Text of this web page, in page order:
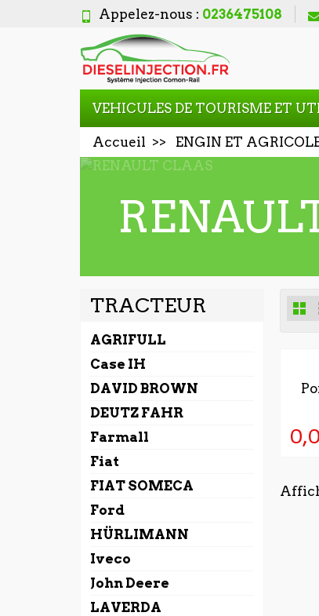
Appelez-nous : 0236475108
VEHICULES DE TOURISME ET
Accueil ENGIN ET
TRACTEUR
AGRIFULL
Case IH
DAVID BROWN
DEUTZ FAHR
Farmall
Fiat
FIAT SOMECA
Ford
HÜRLIMANN
Iveco
John Deere
LAVERDA